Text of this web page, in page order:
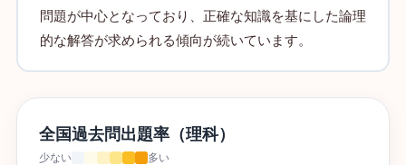
問題が中心となっており、正確な知識を基にした論理
的な解答が求められる傾向が続いています。
全国過去問出題率（理科）
少ない 多い